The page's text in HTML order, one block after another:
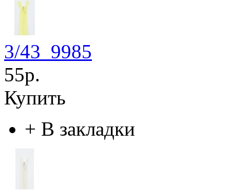
3/43_9985
55р.
Купить
+ В закладки